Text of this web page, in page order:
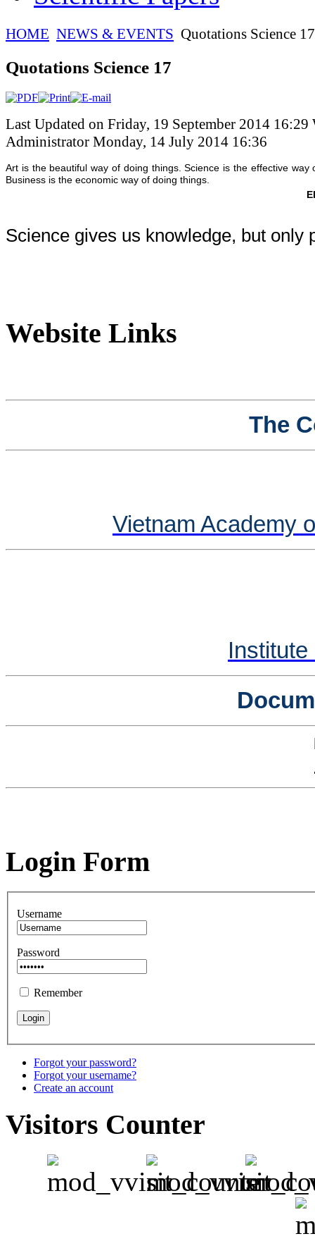
HOME NEWS & EVENTS Quotations Science 17
Quotations Science 17
Last Updated on Friday, 19 September 2014 16:29
Administrator Monday, 14 July 2014 16:36
Art is the beautiful way of doing things. Science is the effective way
Business is the economic way of doing things.
Science gives us knowledge, but only
Website Links
The
Vietnam Academy
Login Form
Username
Password
Remember
Forgot your password?
Forgot your username?
Create an account
Visitors Counter